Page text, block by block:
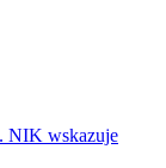
NIK wskazuje